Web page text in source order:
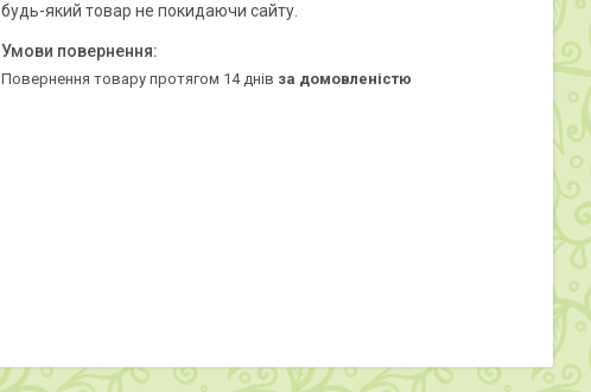
будь-який товар не покидаючи сайту.
повернення товару протягом 14 днів за домовленістю